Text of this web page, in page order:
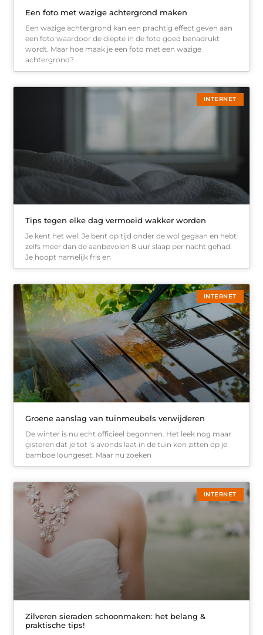
Een foto met wazige achtergrond maken
Een wazige achtergrond kan een prachtig effect geven aan
een foto waardoor de diepte in de foto goed benadrukt
wordt. Maar hoe maak je een foto met een wazige
achtergrond?
INTERNET
Tips tegen elke dag vermoeid wakker worden
Je kent het wel. Je bent op tijd onder de wol gegaan en hebt
zelfs meer dan de aanbevolen 8 uur slaap per nacht gehad.
Je hoopt namelijk fris en
INTERNET
Groene aanslag van tuinmeubels verwijderen
De winter is nu echt officieel begonnen. Het leek nog maar
gisteren dat je tot ’s avonds laat in de tuin kon zitten op je
bamboe loungeset. Maar nu zoeken
INTERNET
Zilveren sieraden schoonmaken: het belang &
praktische tips!